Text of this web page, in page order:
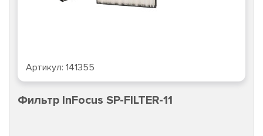
Артикул: 141355
Фильтр InFocus SP-FILTER-11